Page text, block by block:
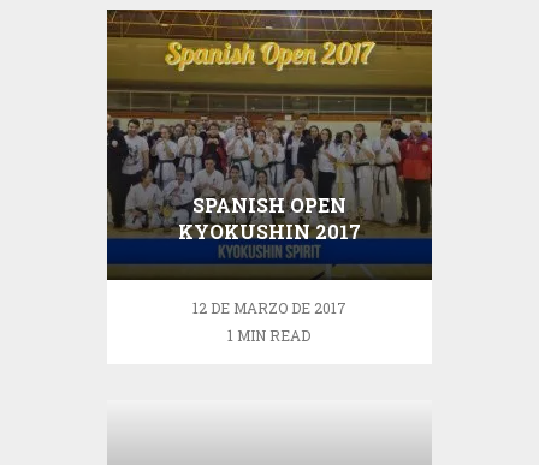
SPANISH OPEN
KYOKUSHIN 2017
12 DE MARZO DE 2017
1 MIN READ